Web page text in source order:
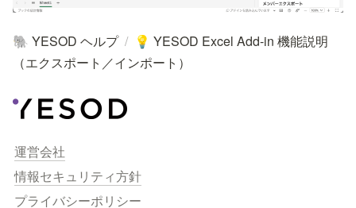
🐘 YESOD ヘルプ / 💡 YESOD Excel Add-in 機能説明
（エクスポート／インポート）
運営会社
情報セキュリティ方針
プライバシーポリシー